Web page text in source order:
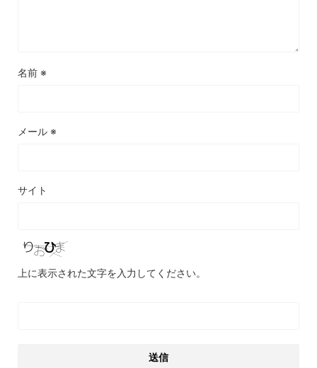
名前 ※
メール ※
サイト
上に表示された文字を入力してください。